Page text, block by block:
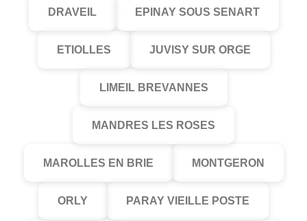
DRAVEIL EPINAY SOUS SENART
ETIOLLES JUVISY SUR ORGE
LIMEIL BREVANNES
MANDRES LES ROSES
MAROLLES EN BRIE MONTGERON
ORLY PARAY VIEILLE POSTE